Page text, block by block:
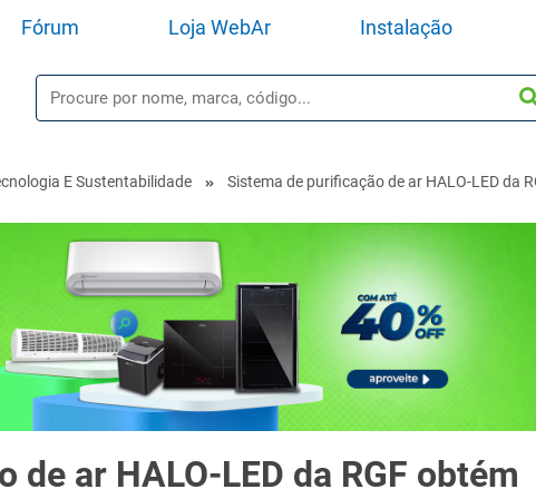
Fórum Loja WebAr Instalação
E Sustentabilidade Sistema de purificação de ar HALO-LED da
ar HALO-LED da RGF obtém